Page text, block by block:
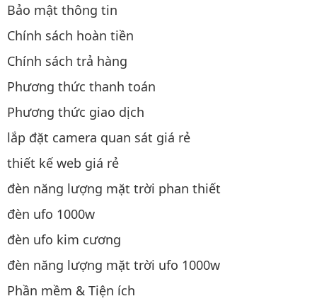
Bảo mật thông tin
Chính sách hoàn tiền
Chính sách trả hàng
Phương thức thanh toán
Phương thức giao dịch
lắp đặt camera quan sát giá rẻ
thiết kế web giá rẻ
đèn năng lượng mặt trời phan thiết
đèn ufo 1000w
đèn ufo kim cương
đèn năng lượng mặt trời ufo 1000w
Phần mềm & Tiện ích